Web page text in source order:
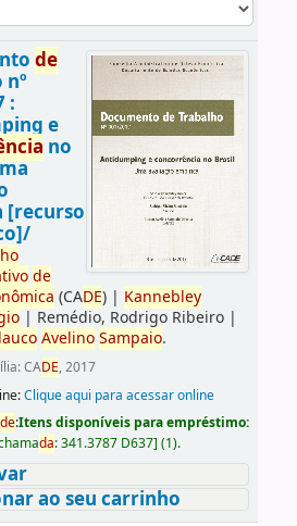
de
:
e
no
[recurso
de
(CADE)| Kannebley
| Remédio, Rodrigo Ribeiro|
Avelino Sampaio.
CADE, 2017
Clique aqui para acessar online
de:Itens disponíveis para empréstimo:
da:341.3787 D637] (1).
ao seu carrinho